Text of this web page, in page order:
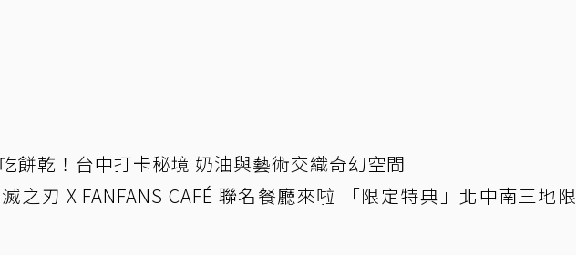
餅乾！台中打卡秘境 奶油與藝術交織奇幻空間
之刃 X FANFANS CAFÉ 聯名餐廳來啦 「限定特典」北中南三地限